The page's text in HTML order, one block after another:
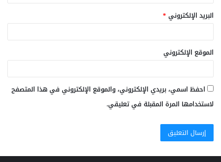
البريد الإلكتروني *
الموقع الإلكتروني
احفظ اسمي، بريدي الإلكتروني، والموقع الإلكتروني في هذا المتصفح
لاستخدامها المرة المقبلة في تعليقي.